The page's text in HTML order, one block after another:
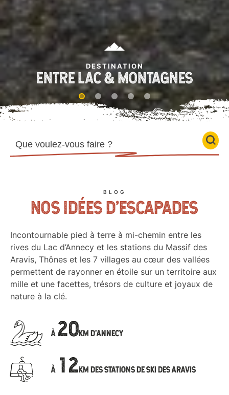
DESTINATION
DESTINATION
ENTRE LAC & MONTAGNES
DESTINATION
DESTINATION
DESTINATION
BLOG
NOS IDÉES D'ESCAPADES
Incontournable pied à terre à mi-chemin entre les
rives du Lac d’Annecy et les stations du Massif des
Aravis, Thônes et les 7 villages au cœur des vallées
permettent de rayonner en étoile sur un territoire aux
mille et une facettes, trésors de culture et joyaux de
nature à la clé.
À 20KM D'ANNECY
À 12KM DES STATIONS DE SKIDES ARAVIS